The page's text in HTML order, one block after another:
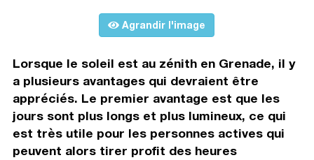
Agrandir l'image
Lorsque le soleil est au zénith en Grenade, il y
a plusieurs avantages qui devraient être
appréciés. Le premier avantage est que les
jours sont plus longs et plus lumineux, ce qui
est très utile pour les personnes actives qui
peuvent alors tirer profit des heures